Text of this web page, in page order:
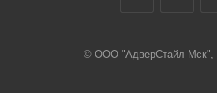
© ООО "АдверСтайл Мск",